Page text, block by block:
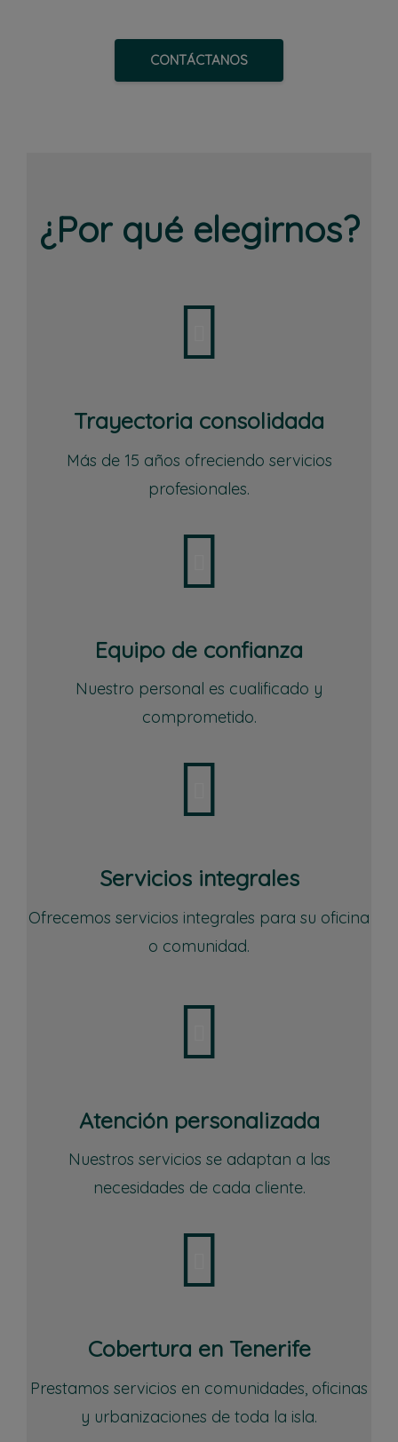
CONTÁCTANOS
¿Por qué elegirnos?
Trayectoria consolidada
Más de 15 años ofreciendo servicios
profesionales.
Equipo de confianza
Nuestro personal es cualificado y
comprometido.
Servicios integrales
Ofrecemos servicios integrales para su oficina
o comunidad.
Atención personalizada
Nuestros servicios se adaptan a las
necesidades de cada cliente.
Cobertura en Tenerife
Prestamos servicios en comunidades, oficinas
y urbanizaciones de toda la isla.